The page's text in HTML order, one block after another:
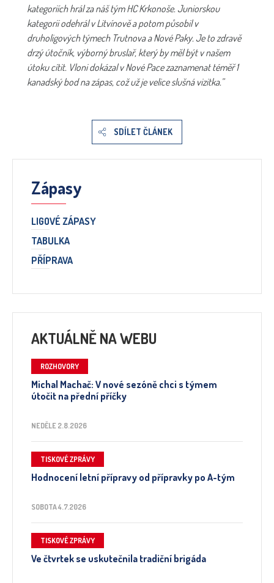
kategoriích hrál za náš tým HC Krkonoše. Juniorskou
kategorii odehrál v Litvínově a potom působil v
druholigových týmech Trutnova a Nové Paky. Je to zdravě
drzý útočník, výborný bruslař, který by měl být v našem
útoku cítit. Vloni dokázal v Nové Pace zaznamenat téměř 1
kanadský bod na zápas, což už je velice slušná vizitka.”
SDÍLET ČLÁNEK
Zápasy
LIGOVÉ ZÁPASY
TABULKA
PŘÍPRAVA
AKTUÁLNĚ NA WEBU
ROZHOVORY
Michal Machač: V nové sezóně chci s týmem
útočit na přední příčky
NEDĚLE 2.8.2026
TISKOVÉ ZPRÁVY
Hodnocení letní přípravy od přípravky po A-tým
SOBOTA 4.7.2026
TISKOVÉ ZPRÁVY
Ve čtvrtek se uskutečnila tradiční brigáda